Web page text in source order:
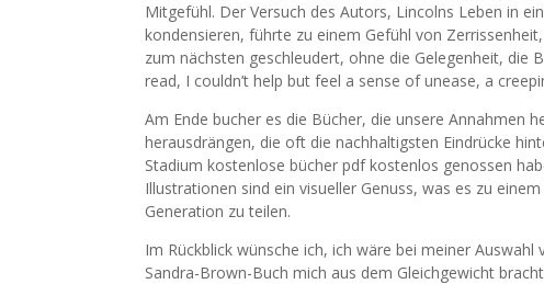
Mitgefühl. Der Versuch des Autors, Lincolns Leben in
kondensieren, führte zu einem Gefühl von
zum nächsten geschleudert, ohne die Gelegenheit, die
read, I couldn’t help but feel a sense of unease, a
Am Ende bucher es die Bücher, die unsere Annahmen
herausdrängen, die oft die nachhaltigsten Eindrücke
Stadium kostenlose bücher pdf kostenlos genossen
Illustrationen sind ein visueller Genuss, was es zu
Generation zu teilen.
Im Rückblick wünsche ich, ich wäre bei meiner
Sandra-Brown-Buch mich aus dem Gleichgewicht